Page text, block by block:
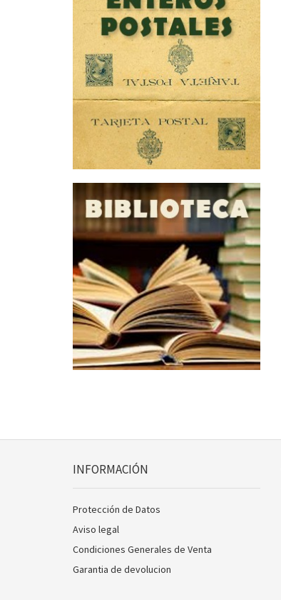
INFORMACIÓN
Protección de Datos
Aviso legal
Condiciones Generales de Venta
Garantia de devolucion